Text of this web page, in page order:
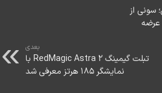
سونی از
عرضه
بعدی
تبلت گیمینگ RedMagic Astra 2 با
نمایشگر ۱۸۵ هرتز معرفی شد